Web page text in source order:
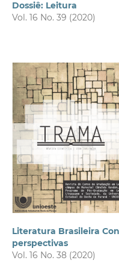
Dossiê: Leitura
Vol. 16 No. 39 (2020)
Literatura Brasileira
perspectivas
Vol. 16 No. 38 (2020)